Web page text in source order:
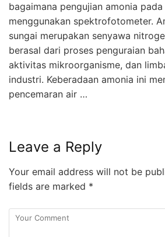
bagaimana pengujian amonia
menggunakan spektrofotometer.
sungai merupakan senyawa
berasal dari proses penguraian
aktivitas mikroorganisme, dan
industri. Keberadaan amonia ini
pencemaran air …
Leave a Reply
Your email address will not be
fields are marked *